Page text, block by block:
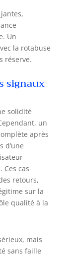
Un
la rotabuse
réserve.
signaux
solidité
un
après
d’une
cas
retours,
sur la
qualité à la
mais
sans faille